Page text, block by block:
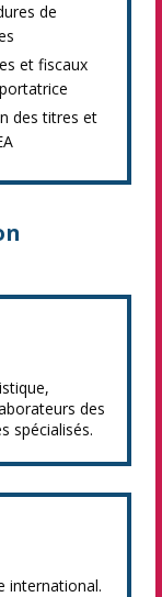
de
et fiscaux
des titres et
des
spécialisés.
international.